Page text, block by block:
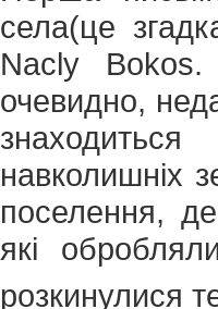
села(це
Nacly
очевидно,
навколишніх
поселення,
які
розкинулися